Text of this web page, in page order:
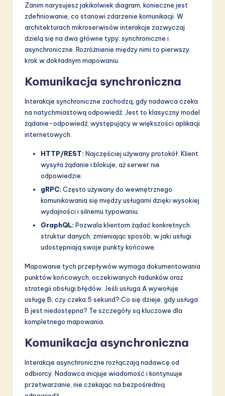
Zanim narysujesz jakikolwiek diagram, konieczne jest
zdefiniowanie, co stanowi zdarzenie komunikacji. W
architekturach mikroserwisów interakcje zazwyczaj
dzielą się na dwa główne typy: synchroniczne i
asynchroniczne. Rozróżnienie między nimi to pierwszy
krok w dokładnym mapowaniu.
Komunikacja synchroniczna
Interakcje synchroniczne zachodzą, gdy nadawca czeka
na natychmiastową odpowiedź. Jest to klasyczny model
żądanie-odpowiedź, występujący w większości aplikacji
internetowych.
HTTP/REST: Najczęściej używany protokół. Klient
wysyła żądanie i blokuje, aż serwer nie
odpowiedzie.
gRPC: Często używany do wewnętrznego
komunikowania się między usługami dzięki wysokiej
wydajności i silnemu typowaniu.
GraphQL: Pozwala klientom żądać konkretnych
struktur danych, zmieniając sposób, w jaki usługi
udostępniają swoje punkty końcowe.
Mapowanie tych przepływów wymaga dokumentowania
punktów końcowych, oczekiwanych ładunków oraz
strategii obsługi błędów. Jeśli usługa A wywołuje
usługę B, czy czeka 5 sekund? Co się dzieje, gdy usługa
B jest niedostępna? Te szczegóły są kluczowe dla
kompletnego mapowania.
Komunikacja asynchroniczna
Interakcje asynchroniczne rozłączają nadawcę od
odbiorcy. Nadawca inicjuje wiadomość i kontynuuje
przetwarzanie, nie czekając na bezpośrednią